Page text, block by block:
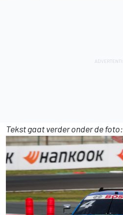
Tekst gaat verder onder de foto: